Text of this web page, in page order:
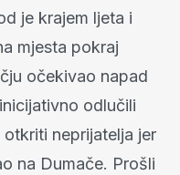
je krajem ljeta i
mjesta pokraj
očekivao napad
odlučili
neprijatelja jer
na Dumače. Prošli